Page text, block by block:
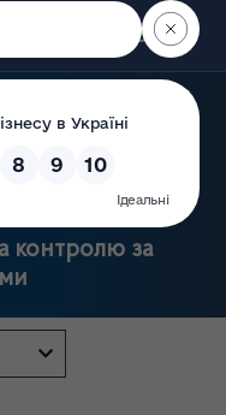
Пошук
України
контролю за